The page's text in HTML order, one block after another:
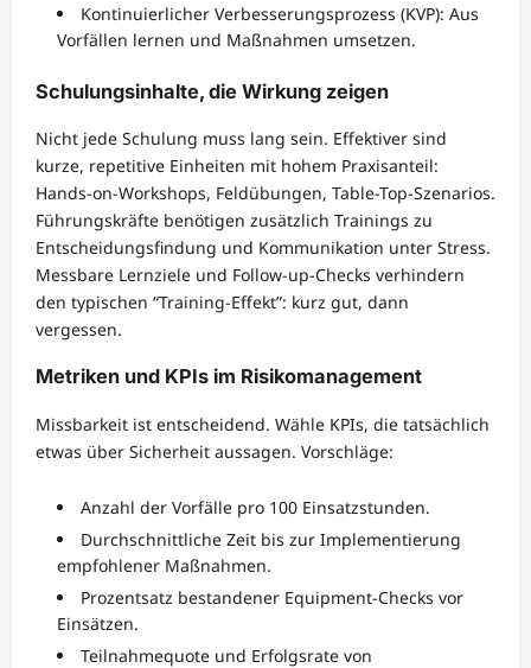
Kontinuierlicher Verbesserungsprozess (KVP): Aus
Vorfällen lernen und Maßnahmen umsetzen.
Schulungsinhalte, die Wirkung zeigen
Nicht jede Schulung muss lang sein. Effektiver sind
kurze, repetitive Einheiten mit hohem Praxisanteil:
Hands-on-Workshops, Feldübungen, Table-Top-Szenarios.
Führungskräfte benötigen zusätzlich Trainings zu
Entscheidungsfindung und Kommunikation unter Stress.
Messbare Lernziele und Follow-up-Checks verhindern
den typischen “Training-Effekt”: kurz gut, dann
vergessen.
Metriken und KPIs im Risikomanagement
Missbarkeit ist entscheidend. Wähle KPIs, die tatsächlich
etwas über Sicherheit aussagen. Vorschläge:
Anzahl der Vorfälle pro 100 Einsatzstunden.
Durchschnittliche Zeit bis zur Implementierung
empfohlener Maßnahmen.
Prozentsatz bestandener Equipment-Checks vor
Einsätzen.
Teilnahmequote und Erfolgsrate von